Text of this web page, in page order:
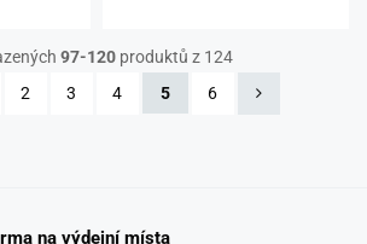
97-120produktů z 124
2 3 4 5 6
na výdejní místa